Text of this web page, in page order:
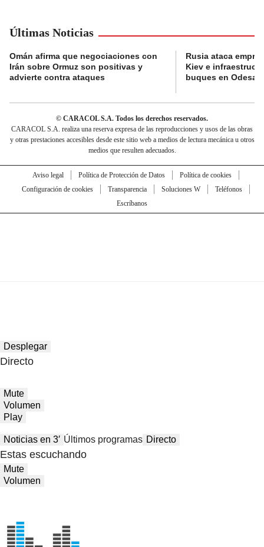
Últimas Noticias
Omán afirma que negociaciones con
Irán sobre Ormuz son positivas y
advierte contra ataques
Rusia ataca
Kiev e
buques en Odesa
© CARACOL S.A. Todos los derechos reservados.
CARACOL S.A. realiza una reserva expresa de las reproducciones y usos de las obras
y otras prestaciones accesibles desde este sitio web a medios de lectura mecánica u otros
medios que resulten adecuados.
Aviso legal Política de Protección de Datos
Política de cookies
Configuración de cookies
Transparencia Soluciones W
Teléfonos
Escríbanos
Desplegar
Directo
Mute
Volumen
Play
Noticias en 3′ Últimos programas Directo
Estas escuchando
Mute
Volumen